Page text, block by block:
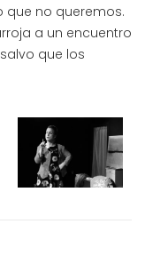
que no queremos.
a un encuentro
que los